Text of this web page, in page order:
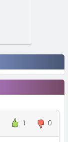
1 0